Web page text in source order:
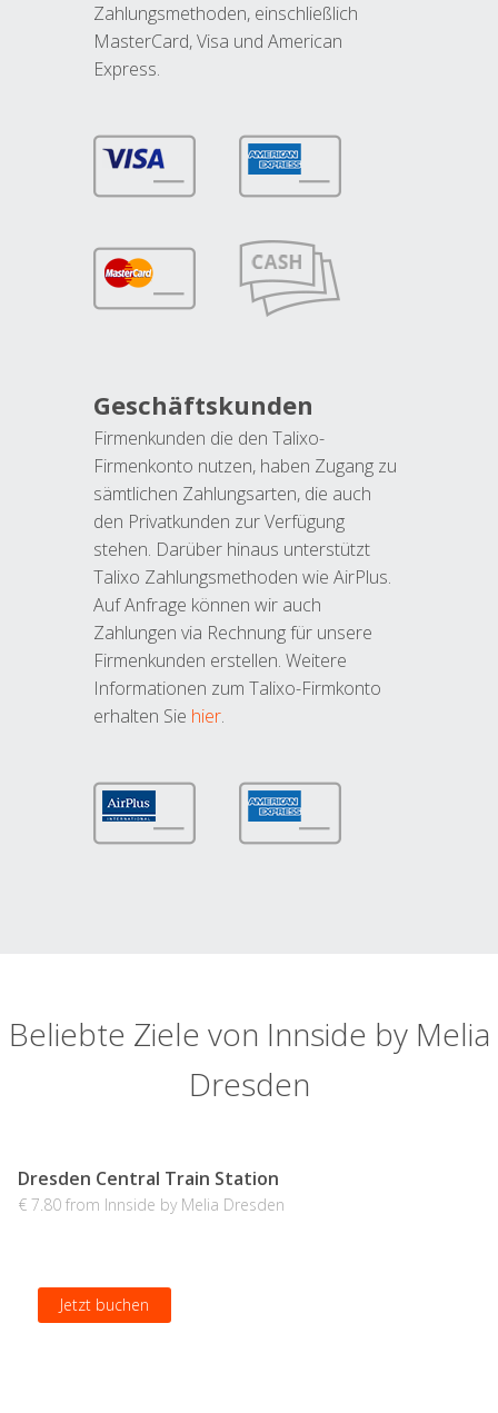
Zahlungsmethoden, einschließlich
MasterCard, Visa und American
Express.
Geschäftskunden
Firmenkunden die den Talixo-
Firmenkonto nutzen, haben Zugang zu
sämtlichen Zahlungsarten, die auch
den Privatkunden zur Verfügung
stehen. Darüber hinaus unterstützt
Talixo Zahlungsmethoden wie AirPlus.
Auf Anfrage können wir auch
Zahlungen via Rechnung für unsere
Firmenkunden erstellen. Weitere
Informationen zum Talixo-Firmkonto
erhalten Sie hier.
Beliebte Ziele von Innside by Melia
Dresden
Dresden Central Train Station
€ 7.80 from Innside by Melia Dresden
Jetzt buchen